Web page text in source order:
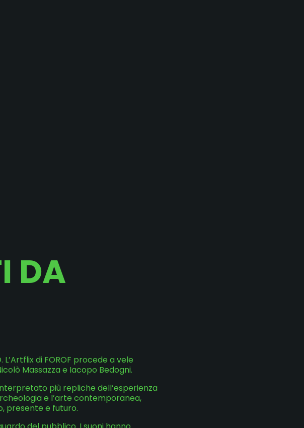
DA
di FOROF procede a vele
Massazza e Iacopo Bedogni.
più repliche dell’esperienza
e l’arte contemporanea,
presente e futuro.